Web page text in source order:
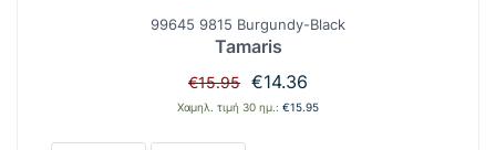
99645 9815 Burgundy-Black
Tamaris
€15.95 Original
price
€14.36
τρέχουσα
Χαμηλ. τιμή 30 ημ.: €15.95